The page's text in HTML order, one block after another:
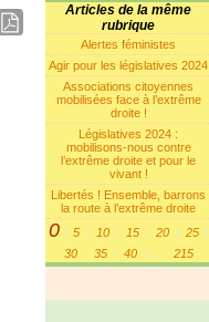
Articles de la même
rubrique
Alertes féministes
Agir pour les législatives 2024
Associations citoyennes
mobilisées face à l’extrême
droite !
Législatives 2024 :
mobilisons-nous contre
l’extrême droite et pour le
vivant !
Libertés ! Ensemble, barrons
la route à l’extrême droite
0| 5 | 10 | 15 | 20 | 25 |
30 | 35 | 40 | | 215